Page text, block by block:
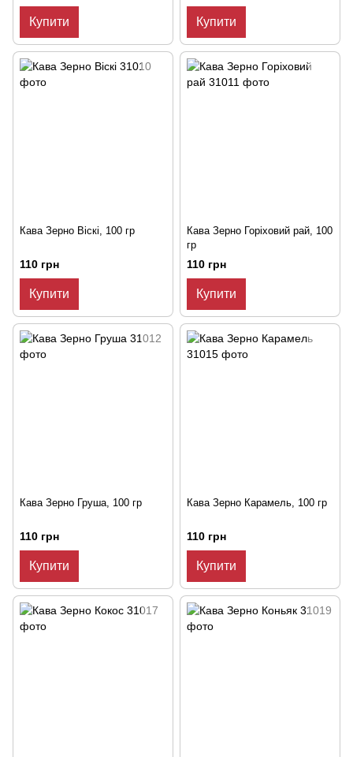
Купити Купити
Кава Зерно Вiскi, 100 гр
110 грн
Купити
Кава Зерно Горіховий рай, 100
гр
110 грн
Купити
Кава Зерно Груша, 100 гр
110 грн
Купити
Кава Зерно Карамель, 100 гр
110 грн
Купити